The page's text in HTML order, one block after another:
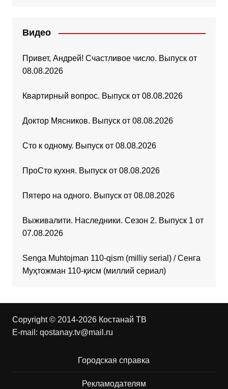
Видео
Привет, Андрей! Счастливое число. Выпуск от
08.08.2026
Квартирный вопрос. Выпуск от 08.08.2026
Доктор Мясников. Выпуск от 08.08.2026
Сто к одному. Выпуск от 08.08.2026
ПроСто кухня. Выпуск от 08.08.2026
Пятеро на одного. Выпуск от 08.08.2026
Выживалити. Наследники. Сезон 2. Выпуск 1 от
07.08.2026
Senga Muhtojman 110-qism (milliy serial) / Сенга
Муҳтожман 110-қисм (миллий сериал)
Copyright © 2014-2026 Костанай ТВ
E-mail: qostanay.tv@mail.ru
Городская справка
Рекламодателям